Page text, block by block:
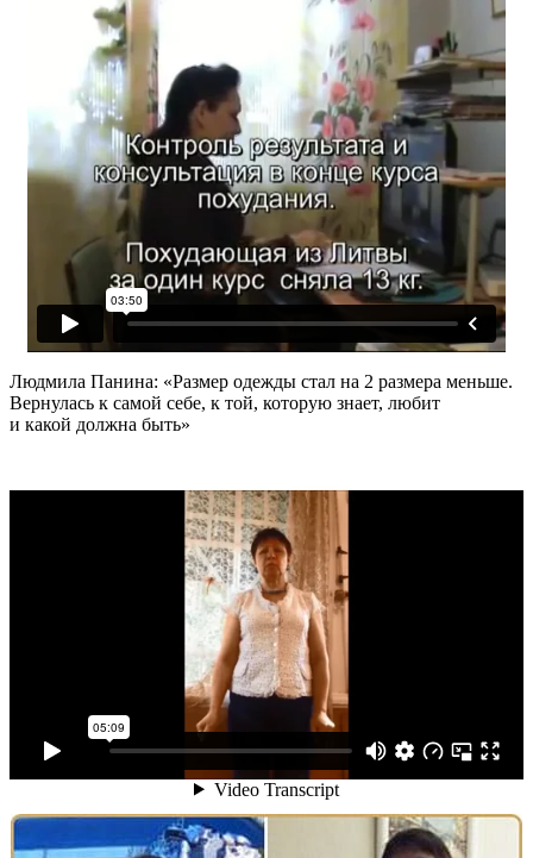
Людмила Панина: «Размер одежды стал на 2 размера меньше.
Вернулась к самой себе, к той, которую знает, любит
и какой должна быть»